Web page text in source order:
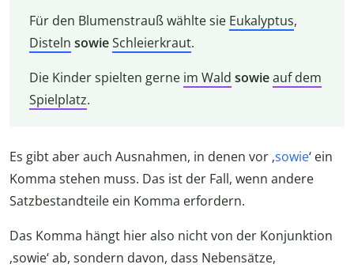
Für den Blumenstrauß wählte sie Eukalyptus,
Disteln sowieSchleierkraut.
Die Kinder spielten gerne im Wald sowieauf dem
Spielplatz.
Es gibt aber auch Ausnahmen, in denen vor ‚sowie‘ ein
Komma stehen muss. Das ist der Fall, wenn andere
Satzbestandteile ein Komma erfordern.
Das Komma hängt hier also nicht von der Konjunktion
‚sowie‘ ab, sondern davon, dass Nebensätze,